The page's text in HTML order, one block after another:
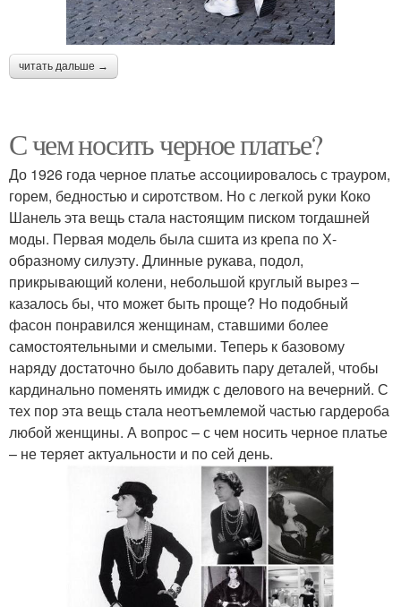
читать дальше →
С чем носить черное платье?
До 1926 года черное платье ассоциировалось с трауром,
горем, бедностью и сиротством. Но с легкой руки Коко
Шанель эта вещь стала настоящим писком тогдашней
моды. Первая модель была сшита из крепа по Х-
образному силуэту. Длинные рукава, подол,
прикрывающий колени, небольшой круглый вырез –
казалось бы, что может быть проще? Но подобный
фасон понравился женщинам, ставшими более
самостоятельными и смелыми. Теперь к базовому
наряду достаточно было добавить пару деталей, чтобы
кардинально поменять имидж с делового на вечерний. С
тех пор эта вещь стала неотъемлемой частью гардероба
любой женщины. А вопрос – с чем носить черное платье
– не теряет актуальности и по сей день.